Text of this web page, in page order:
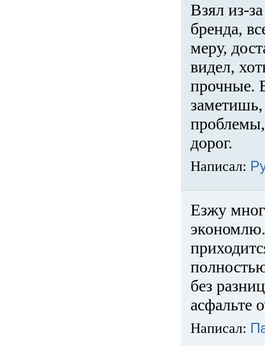
Взял из-
бренда,
меру,
видел,
прочные.
проблемы,
дорог.
Написал:
Езжу
без
асфальте
Написал: